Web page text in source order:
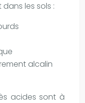
les sols :
alcalin
acides sont à